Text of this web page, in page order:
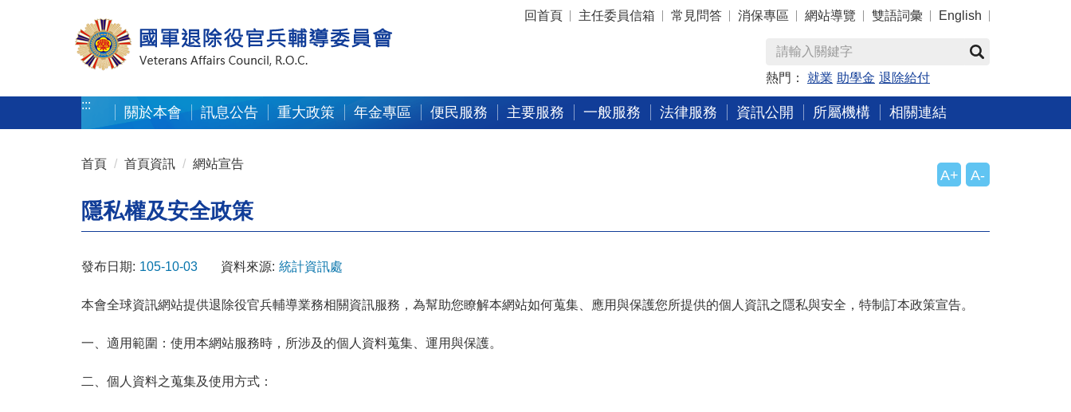
:::
回首頁 主任委員信箱 常見問答 消保專區 網站導覽 雙語詞彙 English
熱門： 就業 助學金 退除給付
:::
關於本會 訊息公告 重大政策 年金專區 便民服務 主要服務 一般服務 法律服務 資訊公開 所屬機構 相關連結
首頁 首頁資訊 網站宣告
A+ A-
隱私權及安全政策
發布日期: 105-10-03 資料來源: 統計資訊處
本會全球資訊網站提供退除役官兵輔導業務相關資訊服務，為幫助您瞭解本網站如何蒐集、應用與保護您所提供的個人資訊之隱私與安全，特制訂本政策宣告。
一、適用範圍：使用本網站服務時，所涉及的個人資料蒐集、運用與保護。
二、個人資料之蒐集及使用方式：